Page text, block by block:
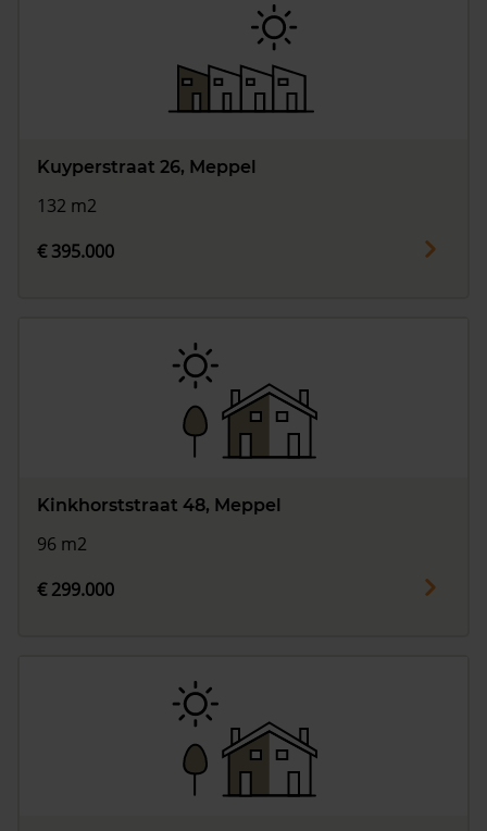
Kuyperstraat 26, Meppel
132 m2
€ 395.000
Kinkhorststraat 48, Meppel
96 m2
€ 299.000